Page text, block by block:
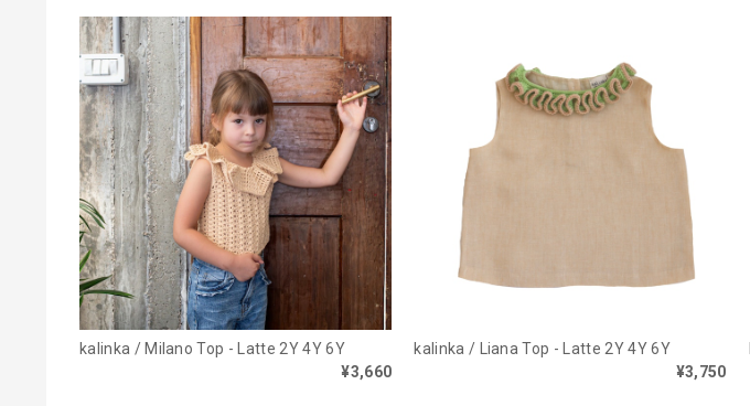
kalinka / Milano Top - Latte 2Y 4Y 6Y
¥3,660
kalinka / Liana Top - Latte 2Y 4Y 6Y
¥3,750